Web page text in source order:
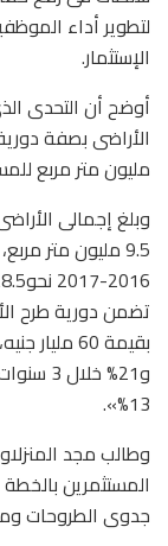
لتطوير أداء
الإستثمار.
أوضح أن التحدى
مليون متر مربع
9.5 مليون متر
تضمن دورية طرح
و21%
13%».
وطالب مجد
المستثمرين
جدوى الطروحات